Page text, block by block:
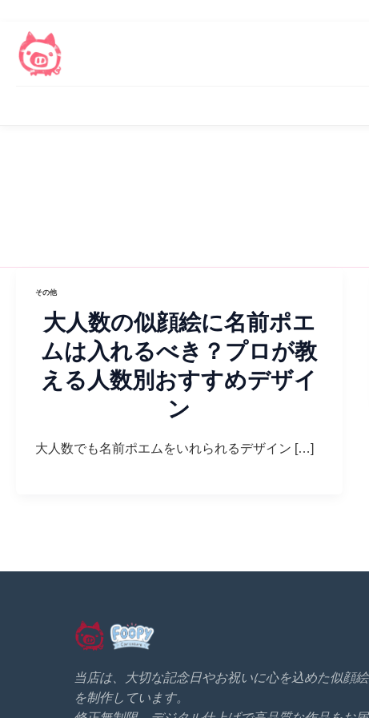
その他
大人数の似顔絵に名前ポエ
ムは入れるべき？プロが教
える人数別おすすめデザイ
ン
大人数でも名前ポエムをいれられるデザイン […]
当店は、大切な記念日やお祝いに心を込めた似顔絵
を制作しています。